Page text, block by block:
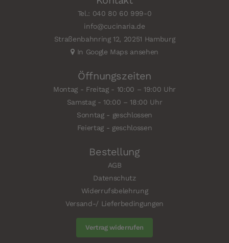
Tel.: 040 80 60 999-0
info@cucinaria.de
Straßenbahnring 12, 20251 Hamburg
In Google Maps ansehen
Öffnungszeiten
Montag - Freitag - 10:00 – 19:00 Uhr
Samstag - 10:00 – 18:00 Uhr
Sonntag - geschlossen
Feiertag - geschlossen
Bestellung
AGB
Datenschutz
Widerrufsbelehrung
Versand-/ Lieferbedingungen
Vertrag widerrufen